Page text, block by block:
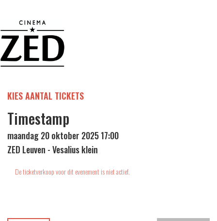
KIES AANTAL TICKETS
Timestamp
maandag 20 oktober 2025 17:00
ZED Leuven - Vesalius klein
De ticketverkoop voor dit evenement is niet actief.